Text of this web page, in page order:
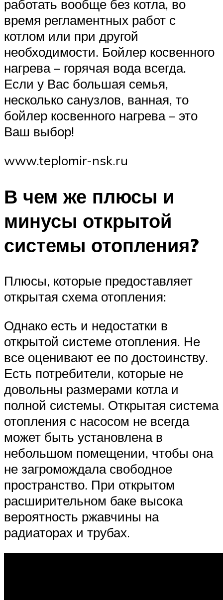
работать вообще без котла, во
время регламентных работ с
котлом или при другой
необходимости. Бойлер косвенного
нагрева – горячая вода всегда.
Если у Вас большая семья,
несколько санузлов, ванная, то
бойлер косвенного нагрева – это
Ваш выбор!
www.teplomir-nsk.ru
В чем же плюсы и
минусы открытой
системы отопления?
Плюсы, которые предоставляет
открытая схема отопления:
Однако есть и недостатки в
открытой системе отопления. Не
все оценивают ее по достоинству.
Есть потребители, которые не
довольны размерами котла и
полной системы. Открытая система
отопления с насосом не всегда
может быть установлена в
небольшом помещении, чтобы она
не загромождала свободное
пространство. При открытом
расширительном баке высока
вероятность ржавчины на
радиаторах и трубах.